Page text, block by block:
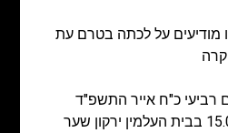
מודיעים על לכתה בטרם עת
רביעי כ"ח אייר התשפ"ד
(05.06.2024) בשעה 15.00 בבית העלמין ירקון שער